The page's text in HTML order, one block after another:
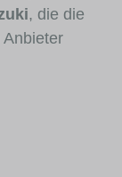
, die die